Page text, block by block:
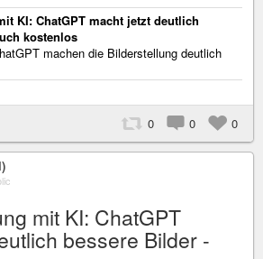
KI: ChatGPT macht jetzt deutlich
kostenlos
machen die Bilderstellung deutlich
0 0 0
mit KI: ChatGPT
bessere Bilder -